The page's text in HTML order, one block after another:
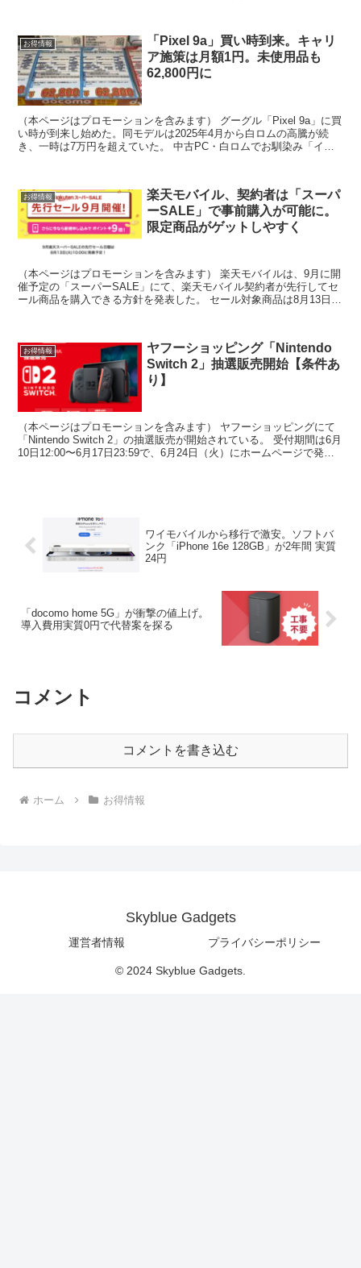
お得情報
「Pixel 9a」買い時到来。キャリ
ア施策は月額1円。未使用品も
62,800円に
（本ページはプロモーションを含みます） グーグル「Pixel 9a」に買
い時が到来し始めた。同モデルは2025年4月から白ロムの高騰が続
き、一時は7万円を超えていた。 中古PC・白ロムでお馴染み「イオ
お得情報
楽天モバイル、契約者は「スーパ
ーSALE」で事前購入が可能に。
限定商品がゲットしやすく
（本ページはプロモーションを含みます） 楽天モバイルは、9月に開
催予定の「スーパーSALE」にて、楽天モバイル契約者が先行してセ
ール商品を購入できる方針を発表した。 セール対象商品は8月13日発
お得情報
ヤフーショッピング「Nintendo
Switch 2」抽選販売開始【条件あ
り】
（本ページはプロモーションを含みます） ヤフーショッピングにて
「Nintendo Switch 2」の抽選販売が開始されている。 受付期間は6月
10日12:00〜6月17日23:59で、6月24日（火）にホームページで発表
ワイモバイルから移行で激安。ソフトバ
ンク「iPhone 16e 128GB」が2年間 実質
24円
「docomo home 5G」が衝撃の値上げ。
導入費用実質0円で代替案を探る
コメント
コメントを書き込む
ホーム お得情報
Skyblue Gadgets
運営者情報 プライバシーポリシー
© 2024 Skyblue Gadgets.